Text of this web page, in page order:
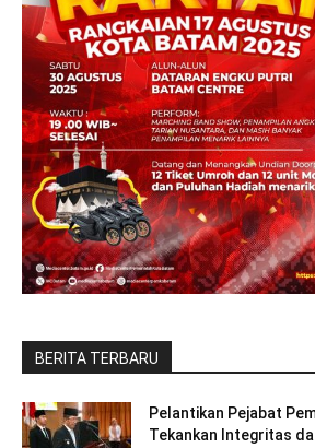
BERITA TERBARU
Pelantikan Pejabat
Tekankan Integritas